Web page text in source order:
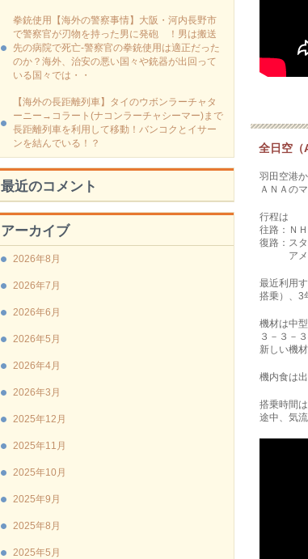
全日空（
羽田空港
ＡＮＡの
行程は
往路：Ｎ
復路：ス
アメリ
最近利用
搭乗）、3
機材は中
３－３－
新しい機
機内食は
搭乗時間
途中、気
拳銃使用【海外の警察事情】大阪・河内長野市
で警察官が刃物を持った男に発砲 ！男は搬送
先の病院で死亡-警察官の拳銃使用は適正だった
のか？海外、治安の悪い国々や銃器が出回って
いる国々では・・
【海外の長距離列車】タイのウボンラーチャタ
ーニー→コラート(ナコンラーチャシーマー)まで
長距離列車を利用して移動！バンコクとイサー
ンを結んでいる！？
最近のコメント
アーカイブ
2026年8月
2026年7月
2026年6月
2026年5月
2026年4月
2026年3月
2025年12月
2025年11月
2025年10月
2025年9月
2025年8月
2025年5月